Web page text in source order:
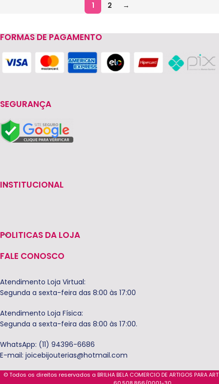
1 2 →
FORMAS DE PAGAMENTO
SEGURANÇA
INSTITUCIONAL
POLITICAS DA LOJA
FALE CONOSCO
Atendimento Loja Virtual:
Segunda a sexta-feira das 8:00 às 17:00
Atendimento Loja Física:
Segunda a sexta-feira das 8:00 às 17:00.
WhatsApp: (11) 94396-6686
E-mail: joicebijouterias@hotmail.com
© Todos os direitos reservados a BRILHA BELA COMERCIO DE ARTIGOS PARA